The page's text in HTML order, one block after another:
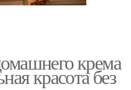
крема
красота без